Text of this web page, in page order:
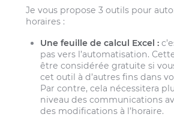
Je vous propose 3 outils pour
horaires :
Une feuille de calcul Excel :
pas vers l’automatisation.
être considérée gratuite si
cet outil à d’autres fins dans
Par contre, cela nécessitera
niveau des communications
des modifications à l’horaire.